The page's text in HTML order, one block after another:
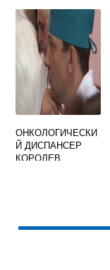
ОНКОЛОГИЧЕСКИ
Й ДИСПАНСЕР
КОРОЛЕВ